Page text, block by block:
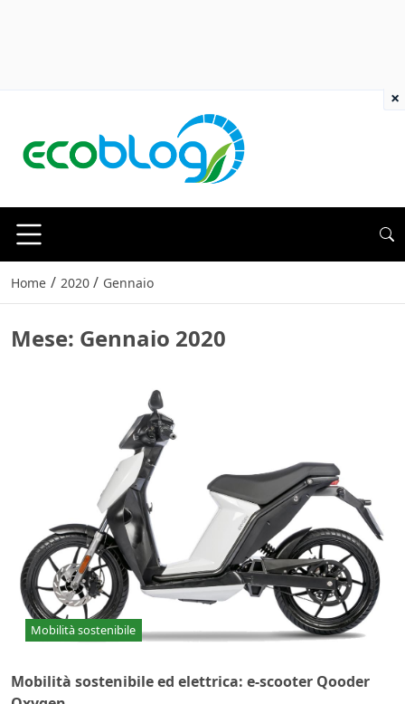
Home / 2020 / Gennaio
Mese: Gennaio 2020
Mobilità sostenibile
Mobilità sostenibile ed elettrica: e-scooter Qooder
×